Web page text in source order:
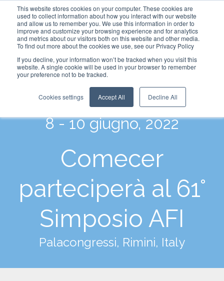
This website stores cookies on your computer. These cookies are
used to collect information about how you interact with our website
and allow us to remember you. We use this information in order to
improve and customize your browsing experience and for analytics
and metrics about our visitors both on this website and other media.
To find out more about the cookies we use, see our Privacy Policy
If you decline, your information won’t be tracked when you visit this
website. A single cookie will be used in your browser to remember
your preference not to be tracked.
Cookies settings Accept All Decline All
8 - 10 giugno, 2022
Comecer
parteciperà al 61°
Simposio AFI
Palacongressi, Rimini, Italy